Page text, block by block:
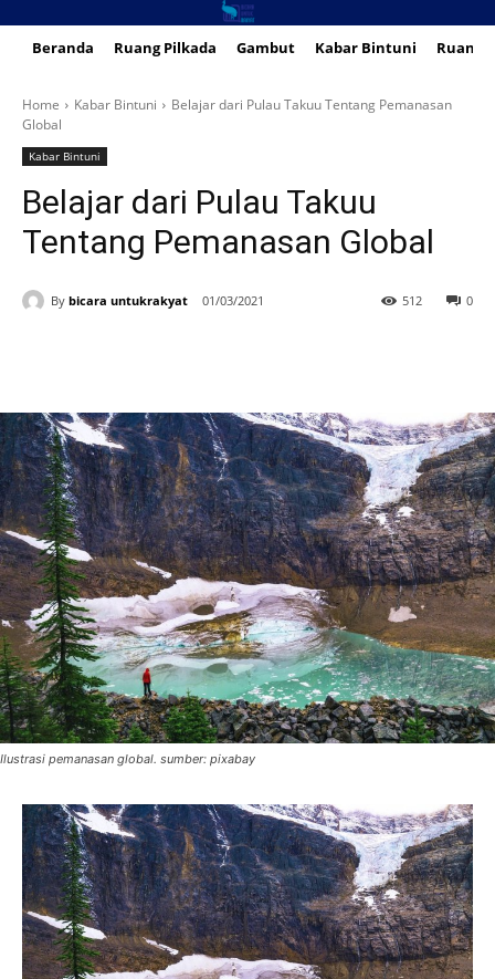
Beranda Ruang Pilkada Gambut Kabar Bintuni Ruang
Home Kabar Bintuni
Belajar dari Pulau Takuu Tentang Pemanasan
Global
Kabar Bintuni
Belajar dari Pulau Takuu
Tentang Pemanasan Global
By bicara untukrakyat 01/03/2021 0
512
Ilustrasi pemanasan global. sumber: pixabay